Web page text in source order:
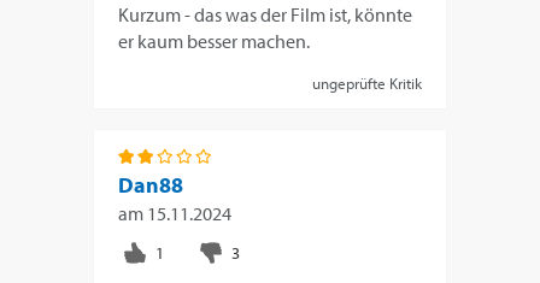
Kurzum - das was der Film ist, könnte
er kaum besser machen.
ungeprüfte Kritik
Dan88
am 15.11.2024